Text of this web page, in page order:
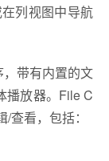
列视图中导航
带有内置的文
播放器。File C
看，包括：